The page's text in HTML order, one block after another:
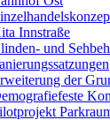
Innstraße
und
der